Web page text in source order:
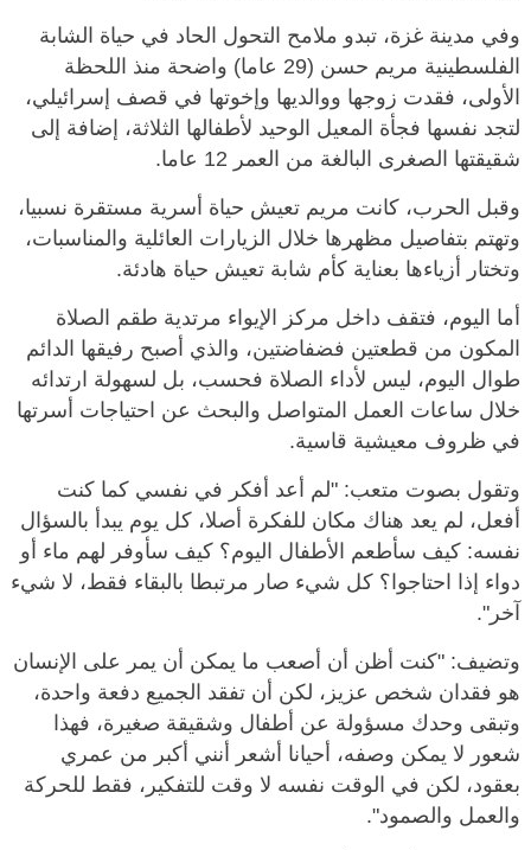
وفي مدينة غزة، تبدو ملامح التحول الحاد في حياة الشابة
الفلسطينية مريم حسن (29 عاما) واضحة منذ اللحظة
الأولى، فقدت زوجها ووالديها وإخوتها في قصف إسرائيلي،
لتجد نفسها فجأة المعيل الوحيد لأطفالها الثلاثة، إضافة إلى
شقيقتها الصغرى البالغة من العمر 12 عاما.
وقبل الحرب، كانت مريم تعيش حياة أسرية مستقرة نسبيا،
وتهتم بتفاصيل مظهرها خلال الزيارات العائلية والمناسبات،
وتختار أزياءها بعناية كأم شابة تعيش حياة هادئة.
أما اليوم، فتقف داخل مركز الإيواء مرتدية طقم الصلاة
المكون من قطعتين فضفاضتين، والذي أصبح رفيقها الدائم
طوال اليوم، ليس لأداء الصلاة فحسب، بل لسهولة ارتدائه
خلال ساعات العمل المتواصل والبحث عن احتياجات أسرتها
في ظروف معيشية قاسية.
وتقول بصوت متعب: "لم أعد أفكر في نفسي كما كنت
أفعل، لم يعد هناك مكان للفكرة أصلا، كل يوم يبدأ بالسؤال
نفسه: كيف سأطعم الأطفال اليوم؟ كيف سأوفر لهم ماء أو
دواء إذا احتاجوا؟ كل شيء صار مرتبطا بالبقاء فقط، لا شيء
آخر".
وتضيف: "كنت أظن أن أصعب ما يمكن أن يمر على الإنسان
هو فقدان شخص عزيز، لكن أن تفقد الجميع دفعة واحدة،
وتبقى وحدك مسؤولة عن أطفال وشقيقة صغيرة، فهذا
شعور لا يمكن وصفه، أحيانا أشعر أنني أكبر من عمري
بعقود، لكن في الوقت نفسه لا وقت للتفكير، فقط للحركة
والعمل والصمود".